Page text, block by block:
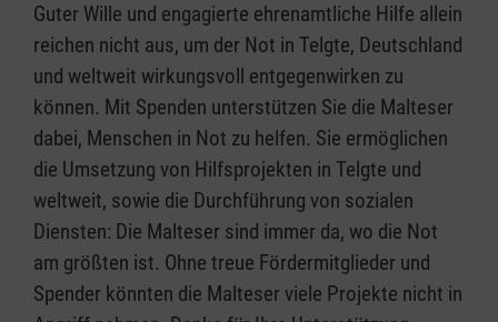
Guter Wille und engagierte ehrenamtliche Hilfe allein
reichen nicht aus, um der Not in Telgte, Deutschland
und weltweit wirkungsvoll entgegenwirken zu
können. Mit Spenden unterstützen Sie die Malteser
dabei, Menschen in Not zu helfen. Sie ermöglichen
die Umsetzung von Hilfsprojekten in Telgte und
weltweit, sowie die Durchführung von sozialen
Diensten: Die Malteser sind immer da, wo die Not
am größten ist. Ohne treue Fördermitglieder und
Spender könnten die Malteser viele Projekte nicht in